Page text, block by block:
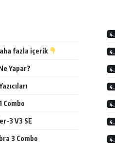
fazla içerik
Yapar?
Combo
3 V3 SE
3 Combo